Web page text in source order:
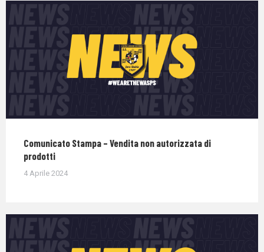
Comunicato Stampa – Vendita non autorizzata di
prodotti
4 Aprile 2024